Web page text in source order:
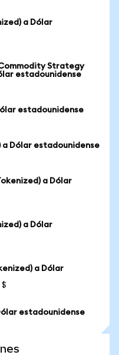
a Dólar
Strategy
estadounidense
estadounidense
a Dólar estadounidense
a Dólar
a Dólar
a Dólar
$
estadounidense